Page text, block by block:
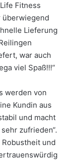
Fitness
überwiegend
Lieferung
war auch
viel Spaß!!!“
werden von
Kundin aus
und macht
zufrieden“.
und